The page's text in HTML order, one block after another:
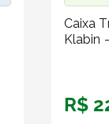
Caixa
Klabin
R$